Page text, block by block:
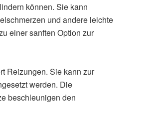
können. Sie kann
und andere leichte
einer sanften Option zur
Reizungen. Sie kann zur
werden. Die
beschleunigen den